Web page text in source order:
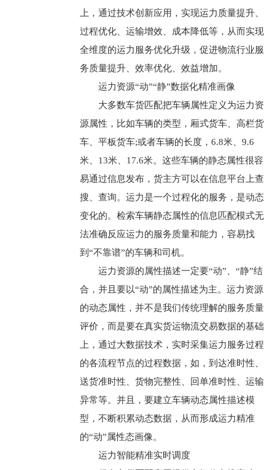
上，通过技术创新应用，实现运力质量提升、
过程优化、运输增效、成本降低等，从而实现
全维度的运力服务优化升级，促进物流行业服
务质量提升、效率优化、效益增加。
运力资源“动”“静”数据化精准画像
大多数车货匹配把车辆属性定义为运力资
源属性，比如车辆的类型，厢式货车、高栏货
车、平板货车;或者车辆的长度，6.8米、9.6
米、13米、17.6米。这些车辆的静态属性很容
易通过信息发布，货主方可以在信息平台上查
搜、查询。运力是一个过程化的服务，是动态
变化的。检索车辆静态属性的信息匹配模式无
法准确反应运力的服务质量和能力，容易找
到“不靠谱”的车辆和司机。
运力资源的属性描述一定要“动”、“静”结
合，并且要以“动”的属性描述为主。运力资源
的动态属性，并不是我们传统理解的服务质量
评价，而是要在真实货运物流交易数据的基础
上，通过大数据技术，实时采集运力服务过程
的各流程节点的过程数据，如，到达准时性、
送货准时性、货物完整性、回单准时性、运输
异常等。并且，要建立车辆动态属性描述模
型，不断积累动态数据，从而形成运力精准
的“动”属性态画像。
运力智能精准实时调度